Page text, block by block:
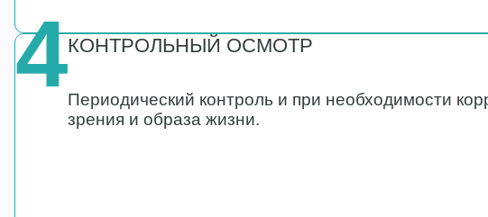
4КОНТРОЛЬНЫЙ ОСМОТР
Периодический контроль и при необходимости
зрения и образа жизни.